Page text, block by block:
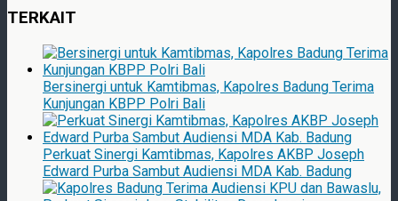
TERKAIT
Bersinergi untuk Kamtibmas, Kapolres Badung Terima
Kunjungan KBPP Polri Bali
Perkuat Sinergi Kamtibmas, Kapolres AKBP Joseph
Edward Purba Sambut Audiensi MDA Kab. Badung